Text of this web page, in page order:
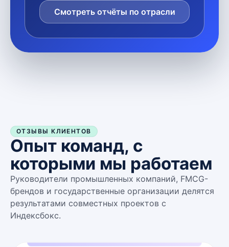
Смотреть отчёты по отрасли
ОТЗЫВЫ КЛИЕНТОВ
Опыт команд, с
которыми мы работаем
Руководители промышленных компаний, FMCG-
брендов и государственные организации делятся
результатами совместных проектов с
Индексбокс.